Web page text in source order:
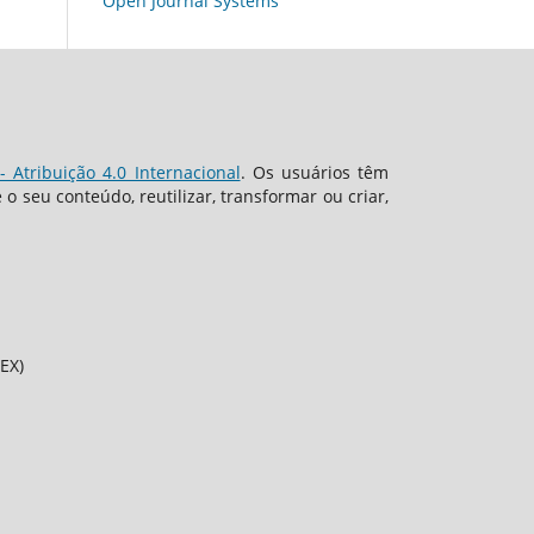
Atribuição 4.0 Internacional. Os usuários têm
seu conteúdo, reutilizar, transformar ou criar,